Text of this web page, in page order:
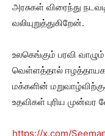
அரசுகள் விரைந்து
வலியுறுத்துகிறேன்.
உலகெங்கும் பரவி
வெள்ளத்தால்
மக்களின்
உதவிகள் புரிய
https://x.com/